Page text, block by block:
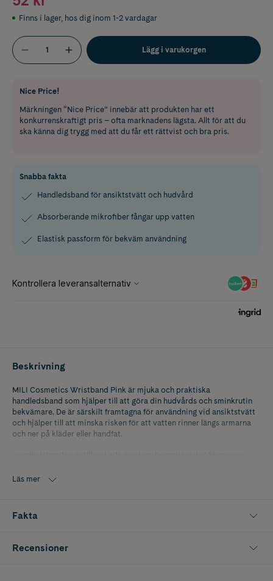
Finns i lager, hos dig inom 1-2 vardagar
Lägg i varukorgen
Nice Price!
Märkningen “Nice Price” innebär att produkten har ett
konkurrenskraftigt pris – ofta marknadens lägsta. Allt för att du
ska känna dig trygg med att du får ett rättvist och bra pris.
Snabba fakta
Handledsband för ansiktstvätt och hudvård
Absorberande mikrofiber fångar upp vatten
Elastisk passform för bekväm användning
Beskrivning
MILI Cosmetics Wristband Pink är mjuka och praktiska
handledsband som hjälper till att göra din hudvårds och sminkrutin
bekvämare. De är särskilt framtagna för användning vid ansiktstvätt
och hjälper till att minska risken för att vatten rinner längs armarna
och ner på kläder eller handfat.
hudvård eller andra moment i din beautyrutin. Den elastiska designen
ansiktsmasker eller andra hudvårdsprodukter när du vill hålla dig torr
Läs mer
Fakta
Recensioner